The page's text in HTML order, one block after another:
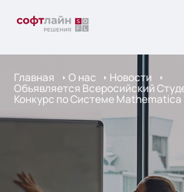
Главная О нас Новости
Обьявляется Всеросийский
Конкурс по Системе Мathematica